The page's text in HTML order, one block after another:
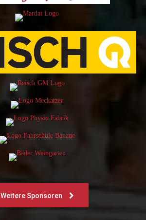
Weitere Sponsoren